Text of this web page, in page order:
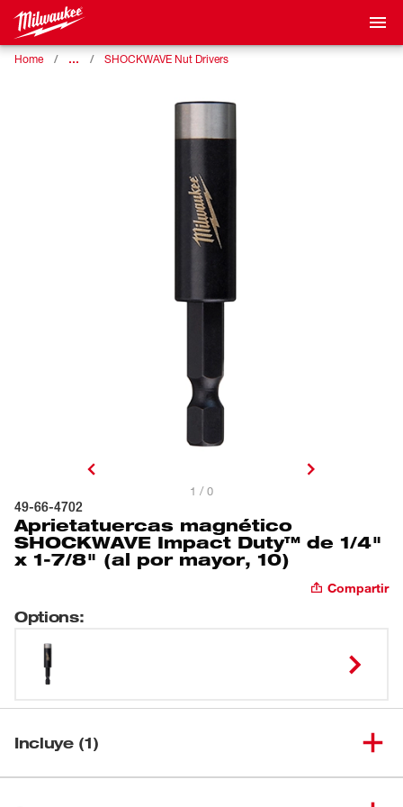
Home … SHOCKWAVE Nut Drivers
1 / 0
49-66-4702
Aprietatuercas magnético
SHOCKWAVE Impact Duty™ de 1/4"
x 1-7/8" (al por mayor, 10)
Compartir
Options:
Incluye (1)